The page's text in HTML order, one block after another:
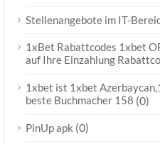
Stellenangebote im IT-
1xBet Rabattcodes 1xbet
auf Ihre Einzahlung
1xbet ist 1xbet
beste Buchmacher 158 (0)
PinUp apk (0)